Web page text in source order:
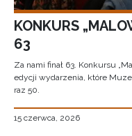
KONKURS
63
Za nami finał 63. Konkursu
edycji wydarzenia, które
raz 50.
15 czerwca, 2026